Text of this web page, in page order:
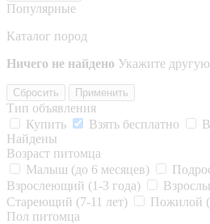
Популярные
Каталог пород
Ничего не найдено Укажите
Сбросить Применить
Тип объявления
Купить
Взять бесплатно
Найдены
Возраст питомца
Малыш (до 6 месяцев)
Взрослеющий (1-3 года)
Стареющий (7-11 лет)
Пожилой
Пол питомца